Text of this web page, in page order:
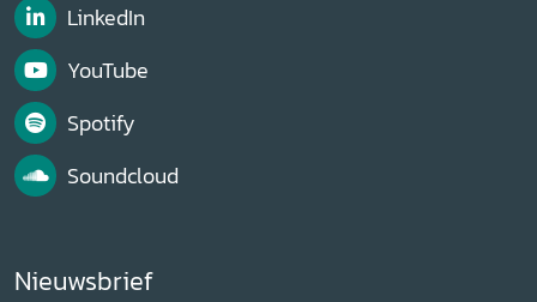
LinkedIn
YouTube
Spotify
Soundcloud
Nieuwsbrief